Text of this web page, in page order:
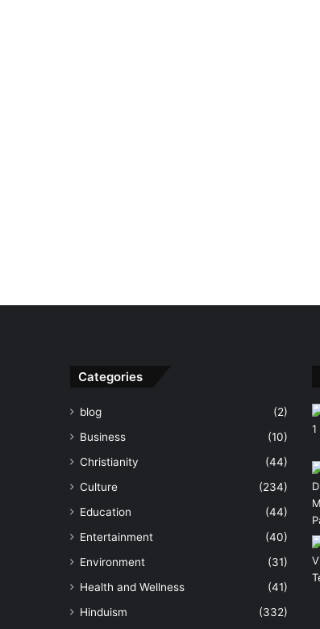
Categories
blog
(2)
Business
(10)
Christianity
(44)
Culture
(234)
Education
(44)
Entertainment
(40)
Environment
(31)
Health and Wellness
(41)
Hinduism
(332)